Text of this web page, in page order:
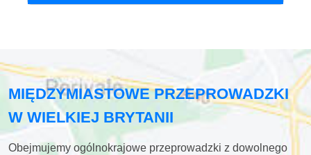
MIĘDZYMIASTOWE PRZEPROWADZKI
W WIELKIEJ BRYTANII
Obejmujemy ogólnokrajowe przeprowadzki z dowolnego